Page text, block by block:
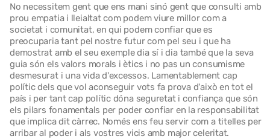
No necessitem gent que ens mani sinó gent que consulti amb
prou empatia i lleialtat com podem viure millor com a
societat i comunitat, en qui podem confiar que es
preocuparia tant pel nostre futur com pel seu i que ha
demostrat amb el seu exemple dia sí i dia també que la seva
guia són els valors morals i ètics i no pas un consumisme
desmesurat i una vida d'excessos. Lamentablement cap
polític dels que vol aconseguir vots fa prova d'això en tot el
país i per tant cap polític dóna seguretat i confiança que són
els pilars fonamentals per poder confiar en la responsabilitat
que implica dit càrrec. Només ens feu servir com a titelles per
arribar al poder i als vostres vicis amb major celeritat.